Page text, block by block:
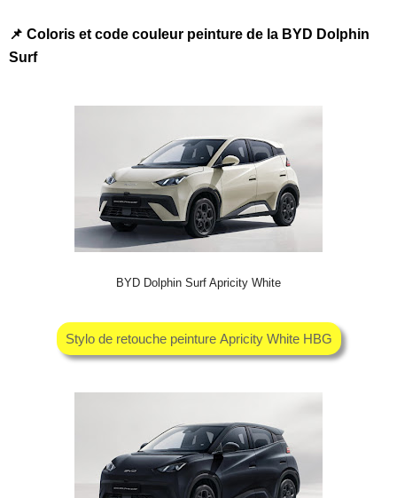
📌 Coloris et code couleur peinture de la BYD Dolphin
Surf
BYD Dolphin Surf Apricity White
Stylo de retouche peinture Apricity White HBG